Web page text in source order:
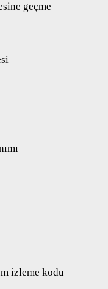
geçme
izleme kodu